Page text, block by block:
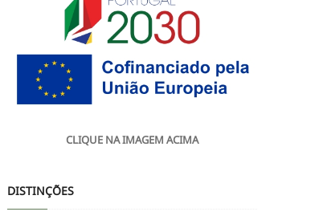
CLIQUE NA IMAGEM ACIMA
DISTINÇÕES